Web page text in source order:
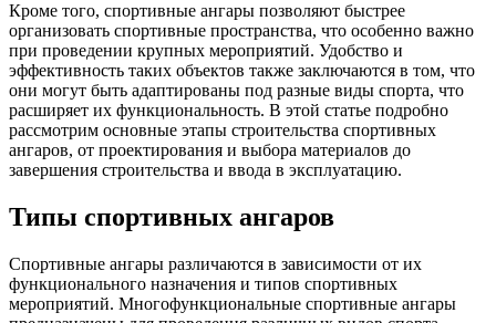
Кроме того, спортивные ангары позволяют быстрее
организовать спортивные пространства, что особенно важно
при проведении крупных мероприятий. Удобство и
эффективность таких объектов также заключаются в том, что
они могут быть адаптированы под разные виды спорта, что
расширяет их функциональность. В этой статье подробно
рассмотрим основные этапы строительства спортивных
ангаров, от проектирования и выбора материалов до
завершения строительства и ввода в эксплуатацию.
Типы спортивных ангаров
Спортивные ангары различаются в зависимости от их
функционального назначения и типов спортивных
мероприятий. Многофункциональные спортивные ангары